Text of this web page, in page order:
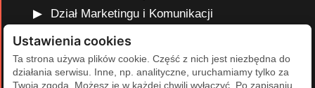
Dział Marketingu i Komunikacji
Dział Edukacji Olimpijskiej
Dział Finansów i Kadr
Dział Projektów Olimpijskich
Ustawienia cookies
Ta strona używa plików cookie. Część z nich jest niezbędna do
działania serwisu. Inne, np. analityczne, uruchamiamy tylko za
Twoją zgodą. Możesz je w każdej chwili wyłączyć. Po zapisaniu